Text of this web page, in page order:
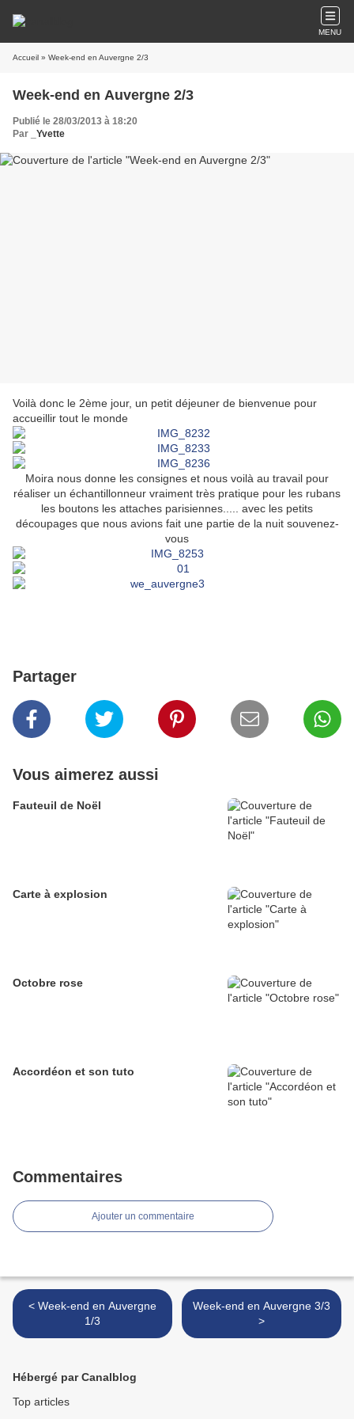
MENU
Accueil » Week-end en Auvergne 2/3
Week-end en Auvergne 2/3
Publié le 28/03/2013 à 18:20
Par
_Yvette
Voilà donc le 2ème jour, un petit déjeuner de bienvenue pour
accueillir tout le monde
Moira nous donne les consignes et nous voilà au travail pour
réaliser un échantillonneur vraiment très pratique pour les rubans
les boutons les attaches parisiennes..... avec les petits
découpages que nous avions fait une partie de la nuit souvenez-
vous
Partager
Vous aimerez aussi
Fauteuil de Noël
Carte à explosion
Octobre rose
Accordéon et son tuto
Commentaires
Ajouter un commentaire
< Week-end en Auvergne
1/3
Week-end en Auvergne 3/3
>
Hébergé par Canalblog
Top articles